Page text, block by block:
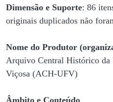
Dimensão e Suporte: 86
originais duplicados não
Nome do Produtor
Arquivo Central Histórico da
Viçosa (ACH-UFV)